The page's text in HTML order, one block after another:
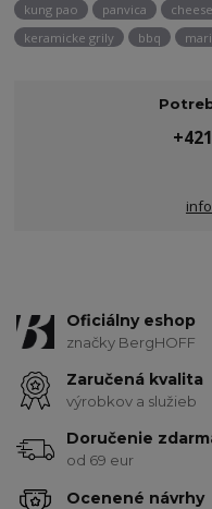
kung pao
panvica
keramicke grily
bbq
Oficiálny eshop
značky BergHOFF
Zaručená kvalita
výrobkov a služieb
Doručenie
od 69 eur
Ocenené návrhy